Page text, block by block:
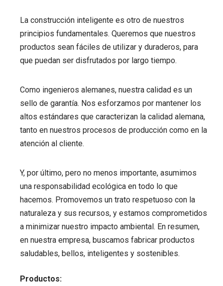
La construcción inteligente es otro de nuestros
principios fundamentales. Queremos que nuestros
productos sean fáciles de utilizar y duraderos, para
que puedan ser disfrutados por largo tiempo.
Como ingenieros alemanes, nuestra calidad es un
sello de garantía. Nos esforzamos por mantener los
altos estándares que caracterizan la calidad alemana,
tanto en nuestros procesos de producción como en la
atención al cliente.
Y, por último, pero no menos importante, asumimos
una responsabilidad ecológica en todo lo que
hacemos. Promovemos un trato respetuoso con la
naturaleza y sus recursos, y estamos comprometidos
a minimizar nuestro impacto ambiental. En resumen,
en nuestra empresa, buscamos fabricar productos
saludables, bellos, inteligentes y sostenibles.
Productos: